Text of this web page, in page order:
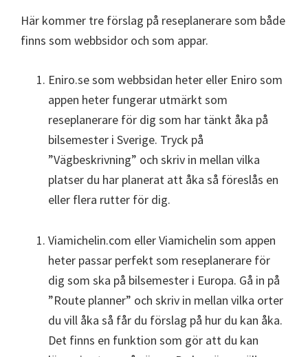
Här kommer tre förslag på reseplanerare som både
finns som webbsidor och som appar.
Eniro.se som webbsidan heter eller Eniro som
appen heter fungerar utmärkt som
reseplanerare för dig som har tänkt åka på
bilsemester i Sverige. Tryck på
”Vägbeskrivning” och skriv in mellan vilka
platser du har planerat att åka så föreslås en
eller flera rutter för dig.
Viamichelin.com eller Viamichelin som appen
heter passar perfekt som reseplanerare för
dig som ska på bilsemester i Europa. Gå in på
”Route planner” och skriv in mellan vilka orter
du vill åka så får du förslag på hur du kan åka.
Det finns en funktion som gör att du kan